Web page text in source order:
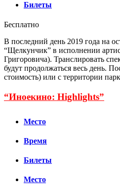
Билеты
Бесплатно
В последний день 2019 года на
“Щелкунчик” в исполнении
Григоровича). Транслировать
будут продолжаться весь день.
стоимость) или с территории
“Иноекино: Highlights”
Место
Время
Билеты
Место